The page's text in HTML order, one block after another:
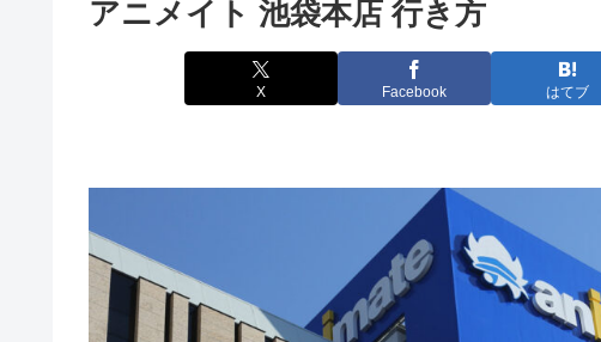
アニメイト 池袋本店 行き方
X Facebook はてブ